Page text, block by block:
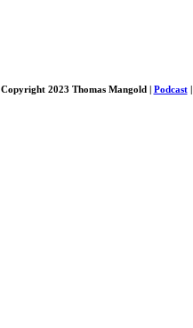
Copyright 2023 Thomas Mangold | Podcast|